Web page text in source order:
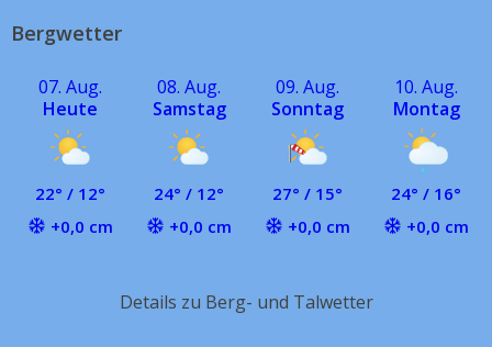
Bergwetter
07. Aug.
Heute
22° / 12°
+0,0 cm
08. Aug.
Samstag
24° / 12°
+0,0 cm
09. Aug.
Sonntag
27° / 15°
+0,0 cm
10. Aug.
Montag
24° / 16°
+0,0 cm
Details zu Berg- und Talwetter